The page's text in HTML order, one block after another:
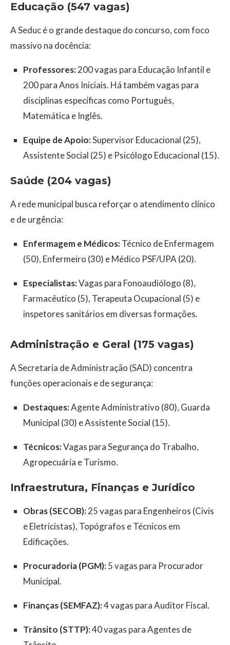
Educação (547 vagas)
A Seduc é o grande destaque do concurso, com foco
massivo na docência:
Professores:200 vagas para Educação Infantil e
200 para Anos Iniciais. Há também vagas para
disciplinas específicas como Português,
Matemática e Inglês.
Equipe de Apoio:Supervisor Educacional (25),
Assistente Social (25) e Psicólogo Educacional (15).
Saúde (204 vagas)
A rede municipal busca reforçar o atendimento clínico
e de urgência:
Enfermagem e Médicos:Técnico de Enfermagem
(50), Enfermeiro (30) e Médico PSF/UPA (20).
Especialistas:Vagas para Fonoaudiólogo (8),
Farmacêutico (5), Terapeuta Ocupacional (5) e
inspetores sanitários em diversas formações.
Administração e Geral (175 vagas)
A Secretaria de Administração (SAD) concentra
funções operacionais e de segurança:
Destaques:Agente Administrativo (80), Guarda
Municipal (30) e Assistente Social (15).
Técnicos:Vagas para Segurança do Trabalho,
Agropecuária e Turismo.
Infraestrutura, Finanças e Jurídico
Obras (SECOB):25 vagas para Engenheiros (Civis
e Eletricistas), Topógrafos e Técnicos em
Edificações.
Procuradoria (PGM):5 vagas para Procurador
Municipal.
Finanças (SEMFAZ):4 vagas para Auditor Fiscal.
Trânsito (STTP):40 vagas para Agentes de